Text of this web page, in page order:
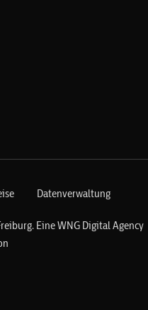
Datenverwaltung
EineWNG Digital Agency